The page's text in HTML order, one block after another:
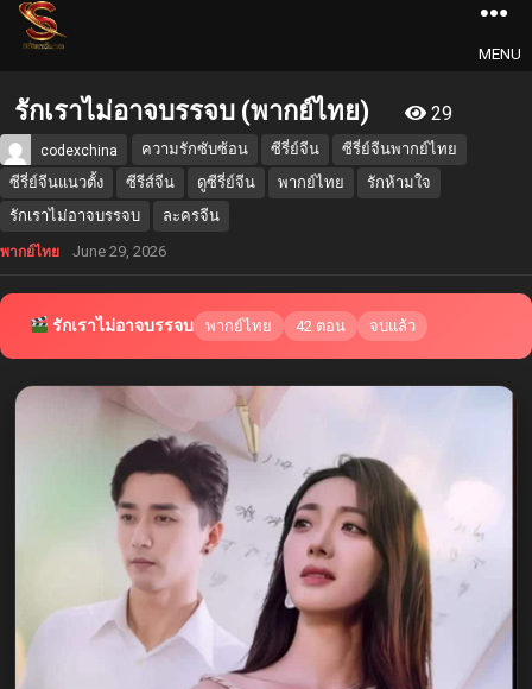
MENU
รักเราไม่อาจบรรจบ (พากย์ไทย) 29
codexchina ความรักซับซ้อน ซีรี่ย์จีน
ซีรี่ย์จีนพากย์ไทย
ซีรี่ย์จีนแนวตั้ง
ซีรีส์จีน ดูซีรี่ย์จีน พากย์ไทย
รักห้ามใจ
รักเราไม่อาจบรรจบ
ละครจีน
พากย์ไทย June 29, 2026
รักเราไม่อาจบรรจบ พากย์ไทย 42 ตอน จบแล้ว